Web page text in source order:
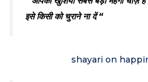
इसे किसी को चुराने ना दें “
shayari on